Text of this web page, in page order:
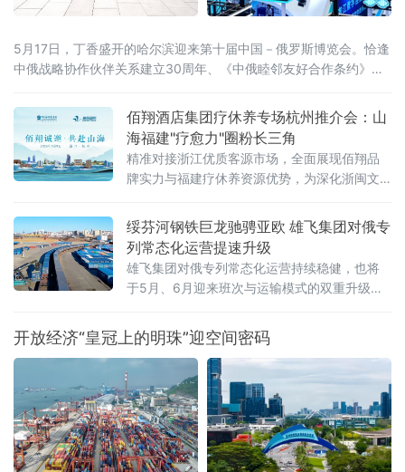
5月17日，丁香盛开的哈尔滨迎来第十届中国－俄罗斯博览会。恰逢
中俄战略协作伙伴关系建立30周年、《中俄睦邻友好合作条约》签
动同步推进的空前规模，交出十年向北开放的“成绩单”，也为正在提
速的中俄经贸合作注入全新动能。当天，国家主席习近平同俄罗斯
总统普京分别向博览会致贺信。习近平指出，希望两国各界以本届
佰翔酒店集团疗休养专场杭州推介会：山
海福建"疗愈力"圈粉长三角
精准对接浙江优质客源市场，全面展现佰翔品
牌实力与福建疗休养资源优势，为深化浙闽文
推介会上，佰翔携福建区域10家酒店集中亮
相，发布专属疗休养
绥芬河钢铁巨龙驰骋亚欧 雄飞集团对俄专
列常态化运营提速升级
雄飞集团对俄专列常态化运营持续稳健，也将
于5月、6月迎来班次与运输模式的双重升级，
开放再提速 。
开放经济“皇冠上的明珠”迎空间密码